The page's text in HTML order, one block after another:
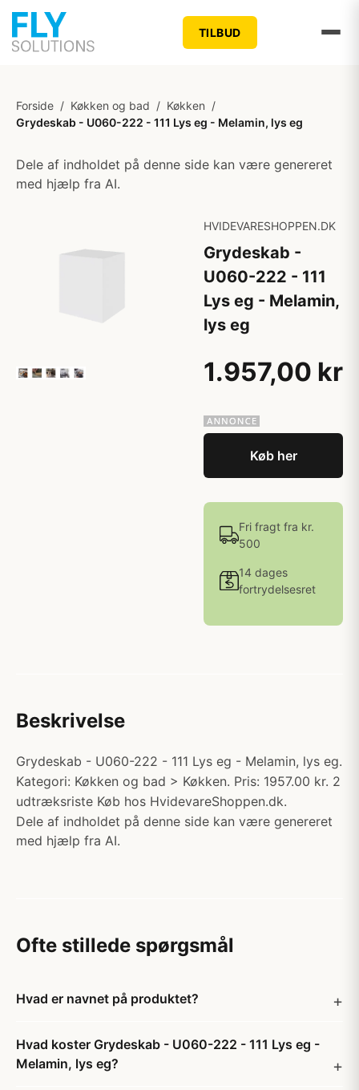
TILBUD
Forside / Køkken og bad / Køkken /
Grydeskab - U060-222 - 111 Lys eg - Melamin, lys eg
Dele af indholdet på denne side kan være genereret
med hjælp fra AI.
HVIDEVARESHOPPEN.DK
Grydeskab -
U060-222 - 111
Lys eg - Melamin,
lys eg
1.957,00 kr
Køb her
Fri fragt fra kr.
500
14 dages
fortrydelsesret
Beskrivelse
Grydeskab - U060-222 - 111 Lys eg - Melamin, lys eg.
Kategori: Køkken og bad > Køkken. Pris: 1957.00 kr. 2
udtræksriste Køb hos HvidevareShoppen.dk.
Dele af indholdet på denne side kan være genereret
med hjælp fra AI.
Ofte stillede spørgsmål
Hvad er navnet på produktet?
Hvad koster Grydeskab - U060-222 - 111 Lys eg -
Melamin, lys eg?